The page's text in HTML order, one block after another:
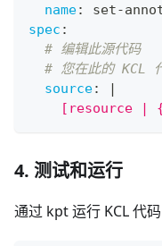
name: set-
spec :
# 编辑此源代码
# 您在此的
source:
|
[resource |
4. 测试和运行
通过 kpt 运行 KCL 代码